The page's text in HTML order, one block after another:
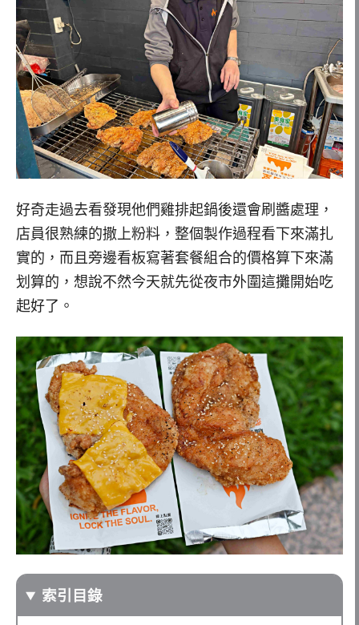
好奇走過去看發現他們雞排起鍋後還會刷醬處理，
店員很熟練的撒上粉料，整個製作過程看下來滿扎
實的，而且旁邊看板寫著套餐組合的價格算下來滿
划算的，想說不然今天就先從夜市外圍這攤開始吃
起好了。
索引目錄